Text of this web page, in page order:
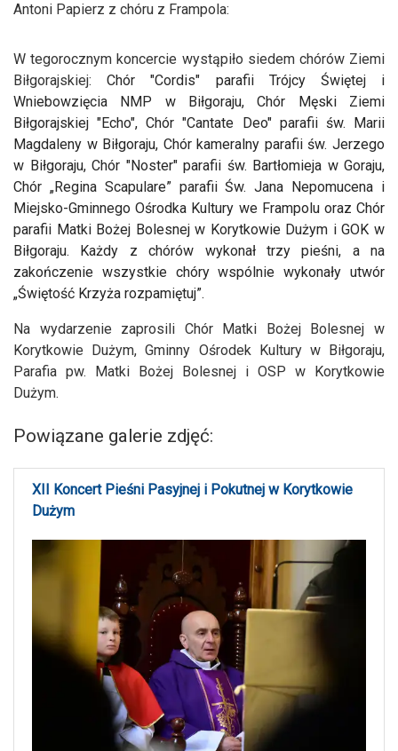
Antoni Papierz z chóru z Frampola:
W tegorocznym koncercie wystąpiło siedem chórów Ziemi
Biłgorajskiej:Chór "Cordis" parafii Trójcy Świętej i
Wniebowzięcia NMP w Biłgoraju, Chór Męski Ziemi
Biłgorajskiej "Echo", Chór "Cantate Deo" parafii św. Marii
Magdaleny w Biłgoraju, Chór kameralny parafii św. Jerzego
w Biłgoraju, Chór "Noster" parafii św. Bartłomieja w Goraju,
Chór „Regina Scapulare” parafii Św. Jana Nepomucena i
Miejsko-Gminnego Ośrodka Kultury we Frampolu oraz Chór
parafii Matki Bożej Bolesnej w Korytkowie Dużym i GOK w
Biłgoraju. Każdy z chórów wykonał trzy pieśni, a na
zakończenie wszystkie chóry wspólnie wykonały utwór
„Świętość Krzyża rozpamiętuj”.
Na wydarzenie zaprosili Chór Matki Bożej Bolesnej w
Korytkowie Dużym, Gminny Ośrodek Kultury w Biłgoraju,
Parafia pw. Matki Bożej Bolesnej i OSP w Korytkowie
Dużym.
Powiązane galerie zdjęć:
XII Koncert Pieśni Pasyjnej i Pokutnej w Korytkowie
Dużym